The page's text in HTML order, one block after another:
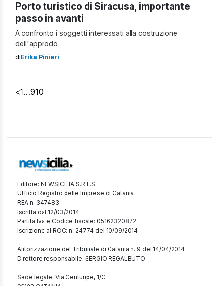
Porto turistico di Siracusa, importante
passo in avanti
A confronto i soggetti interessati alla costruzione
dell'approdo
diErika Pinieri
<1…910
Editore: NEWSICILIA S.R.L.S.
Ufficio Registro delle Imprese di Catania
REA n. 347483
Iscritta dal 12/03/2014
Partita Iva e Codice fiscale: 05162320872
Iscrizione al ROC: n. 24774 del 10/09/2014
Autorizzazione del Tribunale di Catania n. 9 del 14/04/2014
Direttore responsabile: SERGIO REGALBUTO
Sede legale: Via Centuripe, 1/C